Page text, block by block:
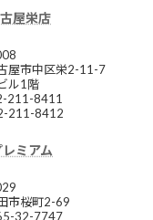
屋栄店
屋市中区栄2-11-7
ル1階
211-8411
211-8412
ミアム
市桜町2-69
32-7747